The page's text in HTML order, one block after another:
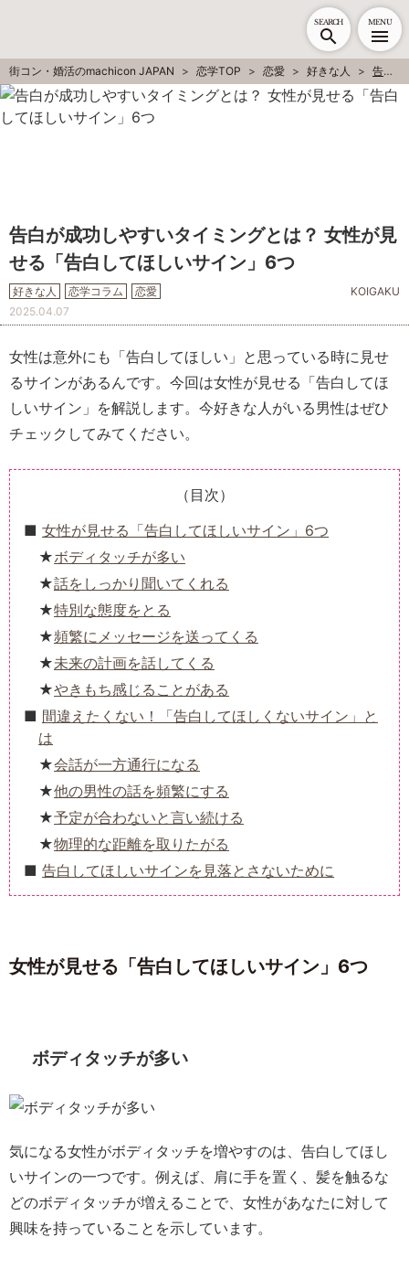
SEARCH MENU
街コン・婚活のmachicon JAPAN 恋学TOP 恋愛 好きな人 告白が成功しやすいタイミングとは？ 女性が見せる「告白してほしいサイン」6つ
告白が成功しやすいタイミングとは？ 女性が見
せる「告白してほしいサイン」6つ
好きな人 恋学コラム 恋愛
KOIGAKU
2025.04.07
女性は意外にも「告白してほしい」と思っている時に見せ
るサインがあるんです。今回は女性が見せる「告白してほ
しいサイン」を解説します。今好きな人がいる男性はぜひ
チェックしてみてください。
（目次）
女性が見せる「告白してほしいサイン」6つ
ボディタッチが多い
話をしっかり聞いてくれる
特別な態度をとる
頻繁にメッセージを送ってくる
未来の計画を話してくる
やきもち感じることがある
間違えたくない！「告白してほしくないサイン」と
は
会話が一方通行になる
他の男性の話を頻繁にする
予定が合わないと言い続ける
物理的な距離を取りたがる
告白してほしいサインを見落とさないために
女性が見せる「告白してほしいサイン」6つ
ボディタッチが多い
気になる女性がボディタッチを増やすのは、告白してほし
いサインの一つです。例えば、肩に手を置く、髪を触るな
どのボディタッチが増えることで、女性があなたに対して
興味を持っていることを示しています。